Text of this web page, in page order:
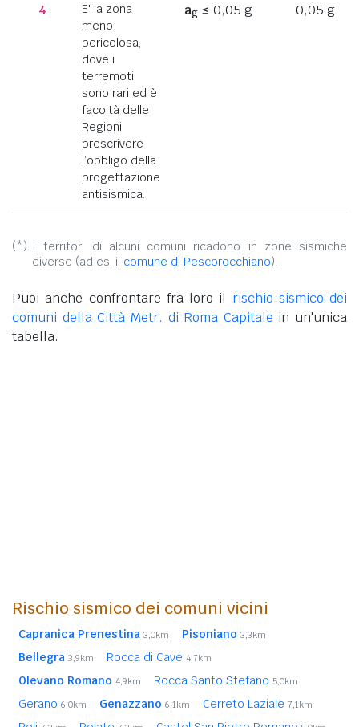
4
E' la zona
meno
pericolosa,
dove i
terremoti
sono rari ed è
facoltà delle
Regioni
prescrivere
l’obbligo della
progettazione
antisismica.
ag≤ 0,05 g 0,05 g
(*): I territori di alcuni comuni ricadono in zone sismiche
diverse (ad es. il comune di Pescorocchiano).
Puoi anche confrontare fra loro il rischio sismico dei
comuni della Città Metr. di Roma Capitale in un'unica
tabella.
Rischio sismico dei comuni vicini
Capranica Prenestina 3,0km Pisoniano 3,3km
Bellegra 3,9km Rocca di Cave 4,7km
Olevano Romano 4,9km Rocca Santo Stefano 5,0km
Gerano 6,0km Genazzano 6,1km Cerreto Laziale 7,1km